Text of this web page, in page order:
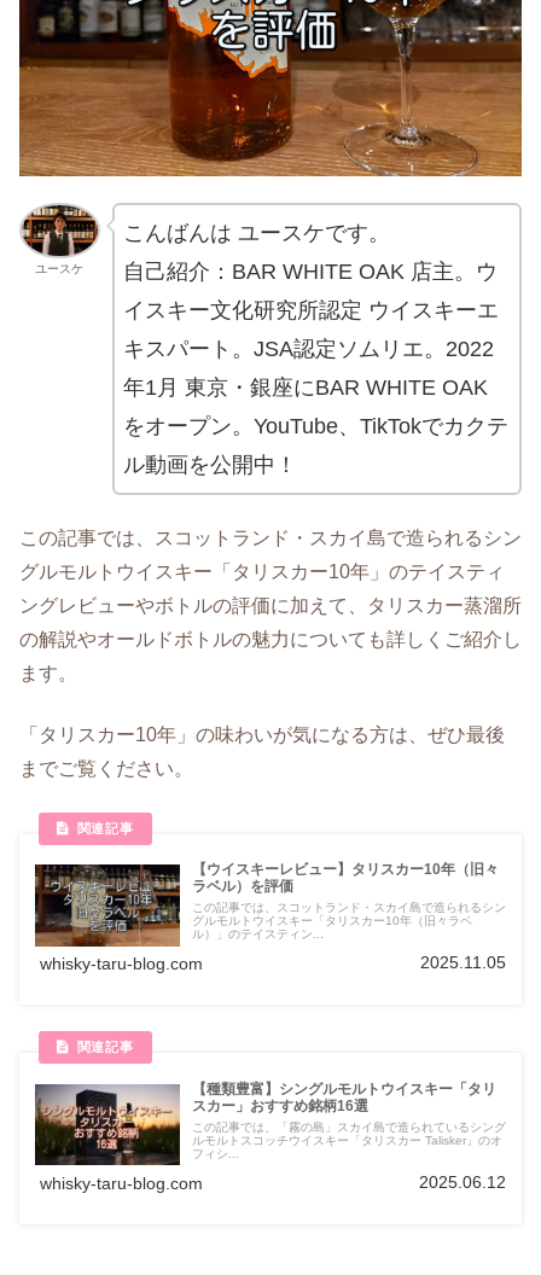
ユースケ
こんばんは ユースケです。
自己紹介：BAR WHITE OAK 店主。ウ
イスキー文化研究所認定 ウイスキーエ
キスパート。JSA認定ソムリエ。2022
年1月 東京・銀座にBAR WHITE OAK
をオープン。YouTube、TikTokでカクテ
ル動画を公開中！
この記事では、スコットランド・スカイ島で造られるシン
グルモルトウイスキー「タリスカー10年」のテイスティ
ングレビューやボトルの評価に加えて、タリスカー蒸溜所
の解説やオールドボトルの魅力についても詳しくご紹介し
ます。
「タリスカー10年」の味わいが気になる方は、ぜひ最後
までご覧ください。
【ウイスキーレビュー】タリスカー10年（旧々
ラベル）を評価
この記事では、スコットランド・スカイ島で造られるシン
グルモルトウイスキー「タリスカー10年（旧々ラベ
ル）」のテイスティン...
whisky-taru-blog.com 2025.11.05
【種類豊富】シングルモルトウイスキー「タリ
スカー」おすすめ銘柄16選
この記事では、「霧の島」スカイ島で造られているシング
ルモルトスコッチウイスキー「タリスカー Talisker」のオ
フィシ...
whisky-taru-blog.com 2025.06.12